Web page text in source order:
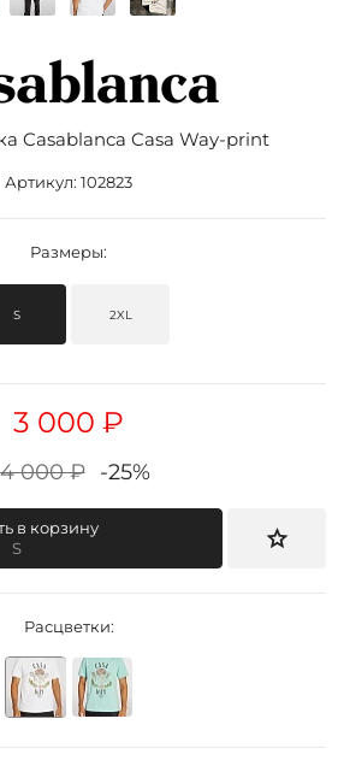
Casablanca Casa Way-print
Артикул: 102823
Размеры:
S 2XL
3 000 ₽
4 000 ₽ -25%
в корзину
S
Расцветки: